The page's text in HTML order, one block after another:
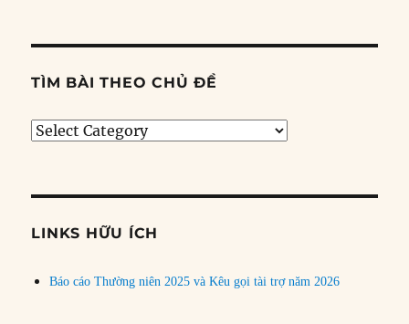
TÌM BÀI THEO CHỦ ĐỀ
Tìm
đề
LINKS HỮU ÍCH
Báo cáo Thường niên 2025 và Kêu gọi tài trợ năm 2026